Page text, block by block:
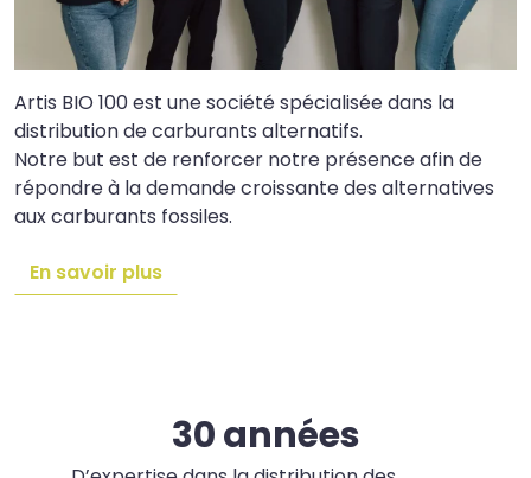
Artis BIO 100 est une société spécialisée dans la
distribution de carburants alternatifs.
Notre but est de renforcer notre présence afin de
répondre à la demande croissante des alternatives
aux carburants fossiles.
En savoir plus
30 années